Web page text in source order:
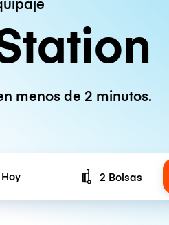
menos de 2 minutos.
Hoy Number of bags
2 Bolsas